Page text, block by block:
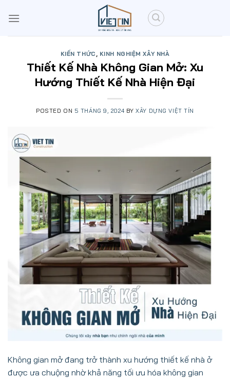
KIẾN THỨC , KINH NGHIỆM XÂY NHÀ
Thiết Kế Nhà Không Gian Mở: Xu
Hướng Thiết Kế Nhà Hiện Đại
POSTED ON 5 THÁNG 9, 2024 BYXÂY DỰNG VIỆT TÍN
Không gian mở đang trở thành xu hướng thiết kế nhà ở
được ưa chuộng nhờ khả năng tối ưu hóa không gian